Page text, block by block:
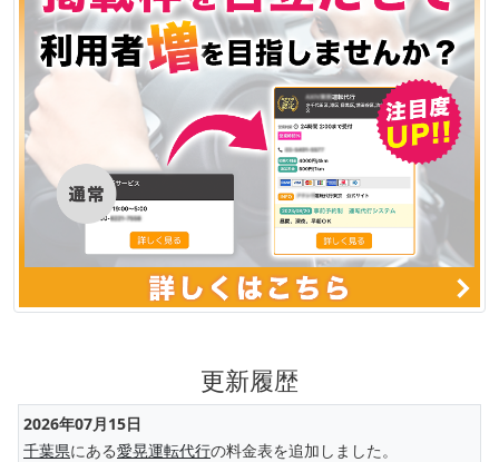
更新履歴
2026年07月15日
千葉県にある愛晃運転代行の料金表を追加しました。